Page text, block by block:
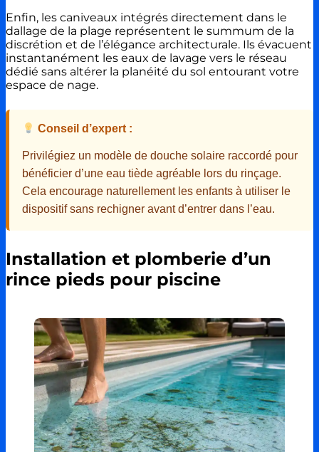
Enfin, les caniveaux intégrés directement dans le
dallage de la plage représentent le summum de la
discrétion et de l’élégance architecturale. Ils évacuent
instantanément les eaux de lavage vers le réseau
dédié sans altérer la planéité du sol entourant votre
espace de nage.
Conseil d’expert :
Privilégiez un modèle de douche solaire raccordé pour
bénéficier d’une eau tiède agréable lors du rinçage.
Cela encourage naturellement les enfants à utiliser le
dispositif sans rechigner avant d’entrer dans l’eau.
Installation et plomberie d’un
rince pieds pour piscine